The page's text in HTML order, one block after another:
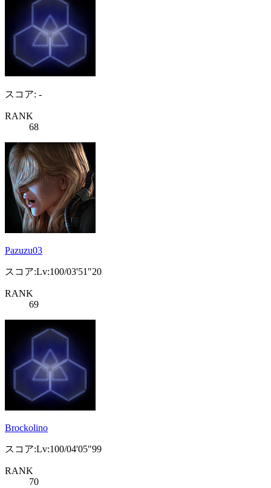
スコア: -
RANK
68
Pazuzu03
スコア:Lv:100/03'51"20
RANK
69
Brockolino
スコア:Lv:100/04'05"99
RANK
70